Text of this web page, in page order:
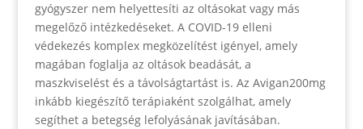
gyógyszer nem helyettesíti az oltásokat vagy más
megelőző intézkedéseket. A COVID-19 elleni
védekezés komplex megközelítést igényel, amely
magában foglalja az oltások beadását, a
maszkviselést és a távolságtartást is. Az Avigan200mg
inkább kiegészítő terápiaként szolgálhat, amely
segíthet a betegség lefolyásának javításában.